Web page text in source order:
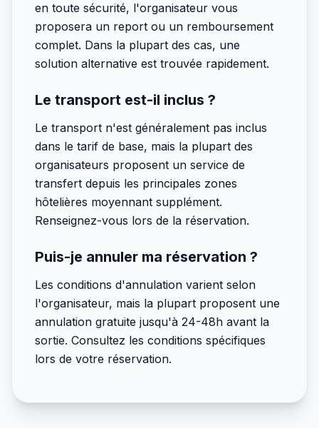
en toute sécurité, l'organisateur vous
proposera un report ou un remboursement
complet. Dans la plupart des cas, une
solution alternative est trouvée rapidement.
Le transport est-il inclus ?
Le transport n'est généralement pas inclus
dans le tarif de base, mais la plupart des
organisateurs proposent un service de
transfert depuis les principales zones
hôtelières moyennant supplément.
Renseignez-vous lors de la réservation.
Puis-je annuler ma réservation ?
Les conditions d'annulation varient selon
l'organisateur, mais la plupart proposent une
annulation gratuite jusqu'à 24-48h avant la
sortie. Consultez les conditions spécifiques
lors de votre réservation.